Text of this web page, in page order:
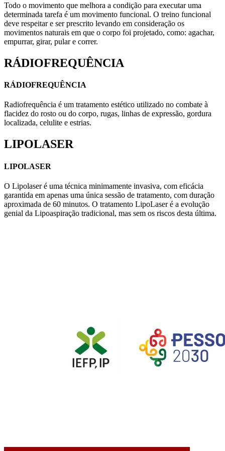
Todo o movimento que melhora a condição para executar uma
determinada tarefa é um movimento funcional. O treino funcional
deve respeitar e ser prescrito levando em consideração os
movimentos naturais em que o corpo foi projetado, como: agachar,
empurrar, girar, pular e correr.
RÁDIOFREQUÊNCIA
RÁDIOFREQUÊNCIA
Radiofrequência é um tratamento estético utilizado no combate à
flacidez do rosto ou do corpo, rugas, linhas de expressão, gordura
localizada, celulite e estrias.
LIPOLASER
LIPOLASER
O Lipolaser é uma técnica minimamente invasiva, com eficácia
garantida em apenas uma única sessão de tratamento, com duração
aproximada de 60 minutos. O tratamento LipoLaser é a evolução
genial da Lipoaspiração tradicional, mas sem os riscos desta última.